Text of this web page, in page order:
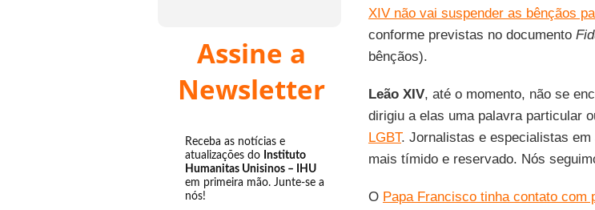
Assine a
Newsletter
Receba as notícias e
atualizações do Instituto
Humanitas Unisinos – IHU
em primeira mão. Junte-se a
nós!
XIV não vai suspender as bênçãos
conforme previstas no documento
bênçãos).
Leão XIV, até o momento, não se
dirigiu a elas uma palavra particular
LGBT. Jornalistas e especialistas
mais tímido e reservado. Nós
O Papa Francisco tinha contato com